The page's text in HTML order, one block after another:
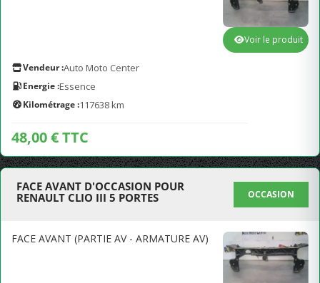
Vendeur :Auto Moto Center
Energie :Essence
Kilométrage :117638 km
48,00 € TTC
Voir le produit
FACE AVANT D'OCCASION POUR
RENAULT CLIO III 5 PORTES
OCCASION
FACE AVANT (PARTIE AV - ARMATURE AV)